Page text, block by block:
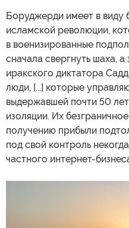
Боруджерди имеет в виду
исламской революции,
в военизированные
сначала свергнуть шаха,
иракского диктатора
люди, [...] которые
выдержавшей почти 50
изоляции. Их
получению прибыли
под свой контроль
частного интернет-